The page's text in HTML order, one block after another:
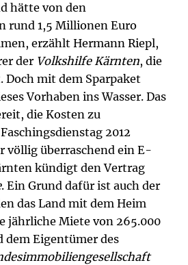
hätte von den
rund 1,5 Millionen Euro
erzählt Hermann Riepl,
der Volkshilfe Kärnten, die
Doch mit dem Sparpaket
Vorhaben ins Wasser. Das
die Kosten zu
2012
völlig überraschend ein E-
kündigt den Vertrag
. Ein Grund dafür ist auch der
das Land mit dem Heim
jährliche Miete von 265.000
dem Eigentümer des